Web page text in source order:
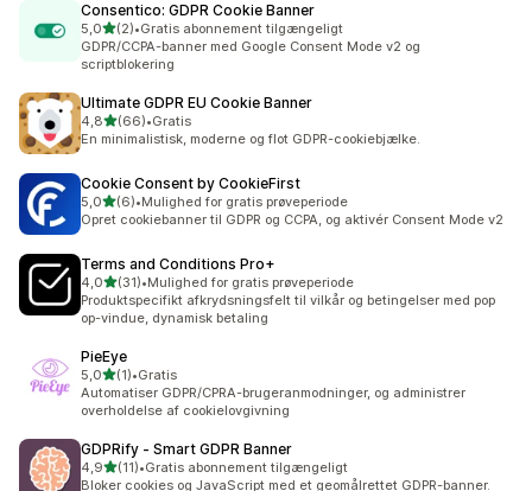
Consentico: GDPR Cookie Banner
5,0ud af 5 stjerner
(2)
2 anmeldelser i alt
•Gratis abonnement tilgængeligt
GDPR/CCPA-banner med Google Consent Mode v2 og
scriptblokering
Ultimate GDPR EU Cookie Banner
4,8ud af 5 stjerner
(66)
66 anmeldelser i alt
•Gratis
En minimalistisk, moderne og flot GDPR-cookiebjælke.
Cookie Consent by CookieFirst
5,0ud af 5 stjerner
(6)
6 anmeldelser i alt
•Mulighed for gratis prøveperiode
Opret cookiebanner til GDPR og CCPA, og aktivér Consent Mode v2
Terms and Conditions Pro+
4,0ud af 5 stjerner
(31)
31 anmeldelser i alt
•Mulighed for gratis prøveperiode
Produktspecifikt afkrydsningsfelt til vilkår og betingelser med pop
op-vindue, dynamisk betaling
PieEye
5,0ud af 5 stjerner
(1)
1 anmeldelser i alt
•Gratis
Automatiser GDPR/CPRA-brugeranmodninger, og administrer
overholdelse af cookielovgivning
GDPRify ‑ Smart GDPR Banner
4,9ud af 5 stjerner
(11)
11 anmeldelser i alt
•Gratis abonnement tilgængeligt
Bloker cookies og JavaScript med et geomålrettet GDPR-banner.